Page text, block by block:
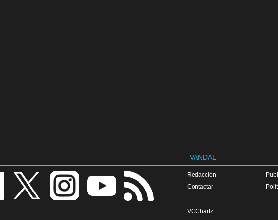
VANDAL
Redacción
Contactar
VGChartz